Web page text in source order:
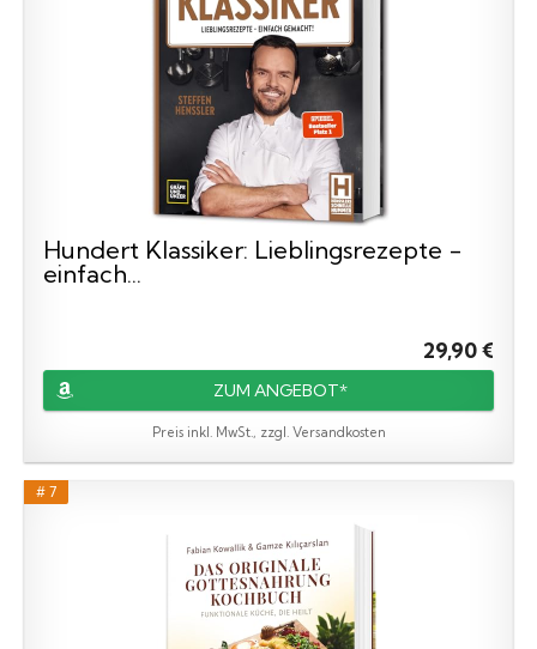
Hundert Klassiker: Lieblingsrezepte -
einfach...
29,90 €
ZUM ANGEBOT*
Preis inkl. MwSt., zzgl. Versandkosten
# 7